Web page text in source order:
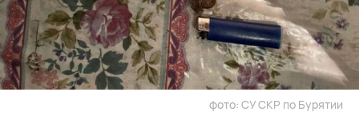
фото: СУ СКР по Бурятии